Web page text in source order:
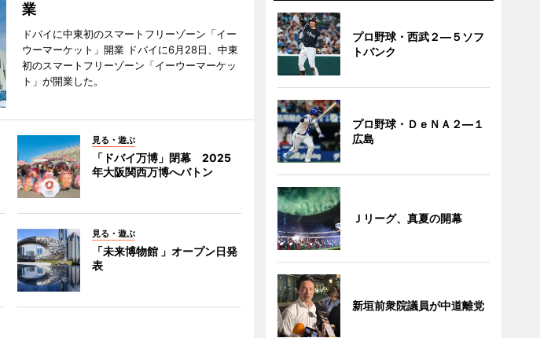
業
ドバイに中東初のスマートフリーゾーン「イー
ウーマーケット」開業 ドバイに6月28日、中東
初のスマートフリーゾーン「イーウーマーケッ
ト」が開業した。
見る・遊ぶ
「ドバイ万博」閉幕 2025
年大阪関西万博へバトン
見る・遊ぶ
「未来博物館 」オープン日発
表
プロ野球・西武２―５ソフ
トバンク
プロ野球・ＤｅＮＡ２―１
広島
Ｊリーグ、真夏の開幕
新垣前衆院議員が中道離党